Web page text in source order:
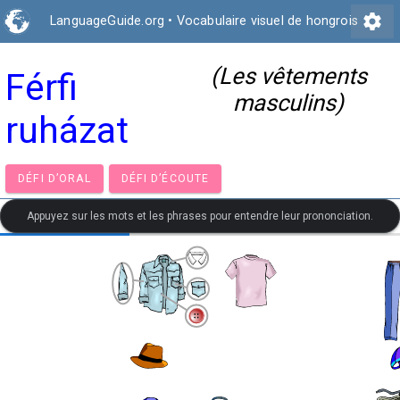
LanguageGuide.org • Vocabulaire visuel de hongrois settings
Férfi
ruházat
(Les vêtements
masculins)
DÉFI D’ORAL DÉFI D’ÉCOUTE
Appuyez sur les mots et les phrases pour entendre leur prononciation.